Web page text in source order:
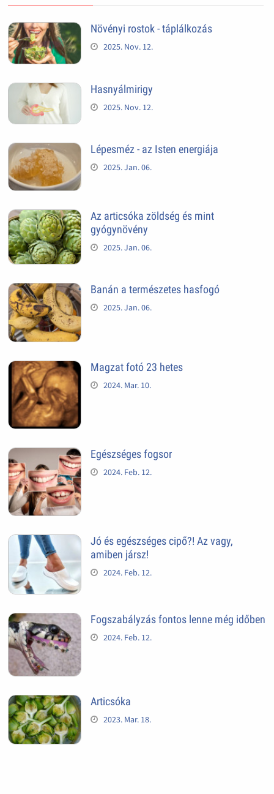
Növényi rostok - táplálkozás
2025. Nov. 12.
Hasnyálmirigy
2025. Nov. 12.
Lépesméz - az Isten energiája
2025. Jan. 06.
Az articsóka zöldség és mint
gyógynövény
2025. Jan. 06.
Banán a természetes hasfogó
2025. Jan. 06.
Magzat fotó 23 hetes
2024. Mar. 10.
Egészséges fogsor
2024. Feb. 12.
Jó és egészséges cipő?! Az vagy,
amiben jársz!
2024. Feb. 12.
Fogszabályzás fontos lenne még időben
2024. Feb. 12.
Articsóka
2023. Mar. 18.